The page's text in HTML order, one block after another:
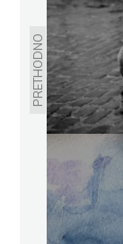
PRETHODNO